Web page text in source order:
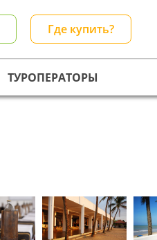
Где купить?
ТУРОПЕРАТОРЫ